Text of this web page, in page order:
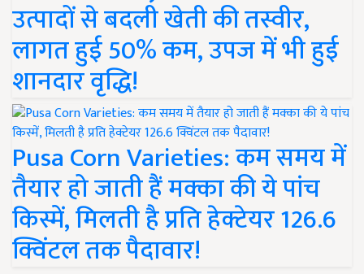
उत्पादों से बदली खेती की तस्वीर,
लागत हुई 50% कम, उपज में भी हुई
शानदार वृद्धि!
Pusa Corn Varieties: कम समय में
तैयार हो जाती हैं मक्का की ये पांच
किस्में, मिलती है प्रति हेक्टेयर 126.6
क्विंटल तक पैदावार!